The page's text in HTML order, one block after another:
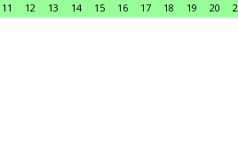
11 12 13 14 15 16 17 18 19 20